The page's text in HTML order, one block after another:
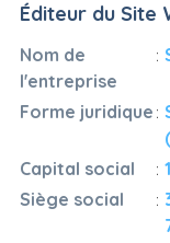
Éditeur du Site
Nom de
l'entreprise
:
Forme juridique :
Capital social
:
Siège social
: